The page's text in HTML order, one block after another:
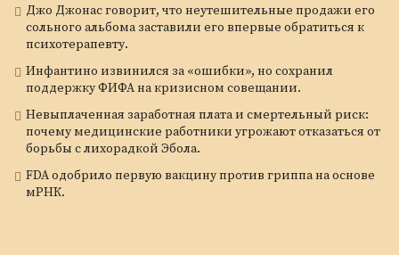
Джо Джонас говорит, что неутешительные продажи его
сольного альбома заставили его впервые обратиться к
психотерапевту.
Инфантино извинился за «ошибки», но сохранил
поддержку ФИФА на кризисном совещании.
Невыплаченная заработная плата и смертельный риск:
почему медицинские работники угрожают отказаться от
борьбы с лихорадкой Эбола.
FDA одобрило первую вакцину против гриппа на основе
мРНК.